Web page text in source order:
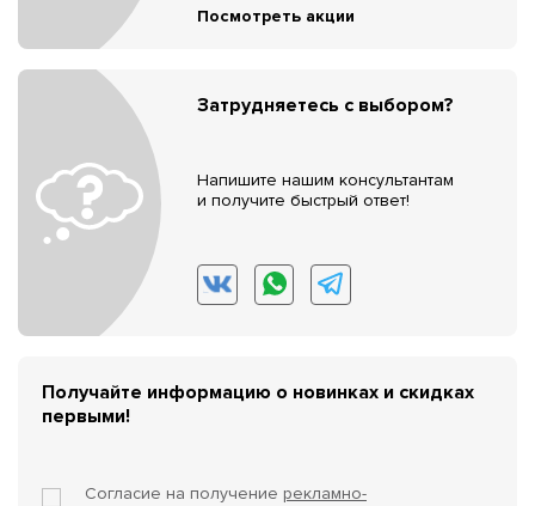
Посмотреть акции
Затрудняетесь с выбором?
Напишите нашим консультантам
и получите быстрый ответ!
Получайте информацию о новинках и скидках
первыми!
Согласие на получение рекламно-